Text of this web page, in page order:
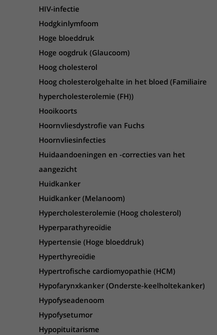
HIV-infectie
Hodgkinlymfoom
Hoge bloeddruk
Hoge oogdruk (Glaucoom)
Hoog cholesterol
Hoog cholesterolgehalte in het bloed (Familiaire
hypercholesterolemie (FH))
Hooikoorts
Hoornvliesdystrofie van Fuchs
Hoornvliesinfecties
Huidaandoeningen en -correcties van het
aangezicht
Huidkanker
Huidkanker (Melanoom)
Hypercholesterolemie (Hoog cholesterol)
Hyperparathyreoïdie
Hypertensie (Hoge bloeddruk)
Hyperthyreoïdie
Hypertrofische cardiomyopathie (HCM)
Hypofarynxkanker (Onderste-keelholtekanker)
Hypofyseadenoom
Hypofysetumor
Hypopituitarisme